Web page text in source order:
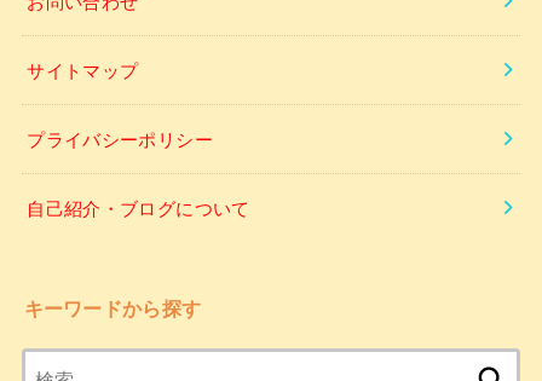
サイトマップ
プライバシーポリシー
自己紹介・ブログについて
キーワードから探す